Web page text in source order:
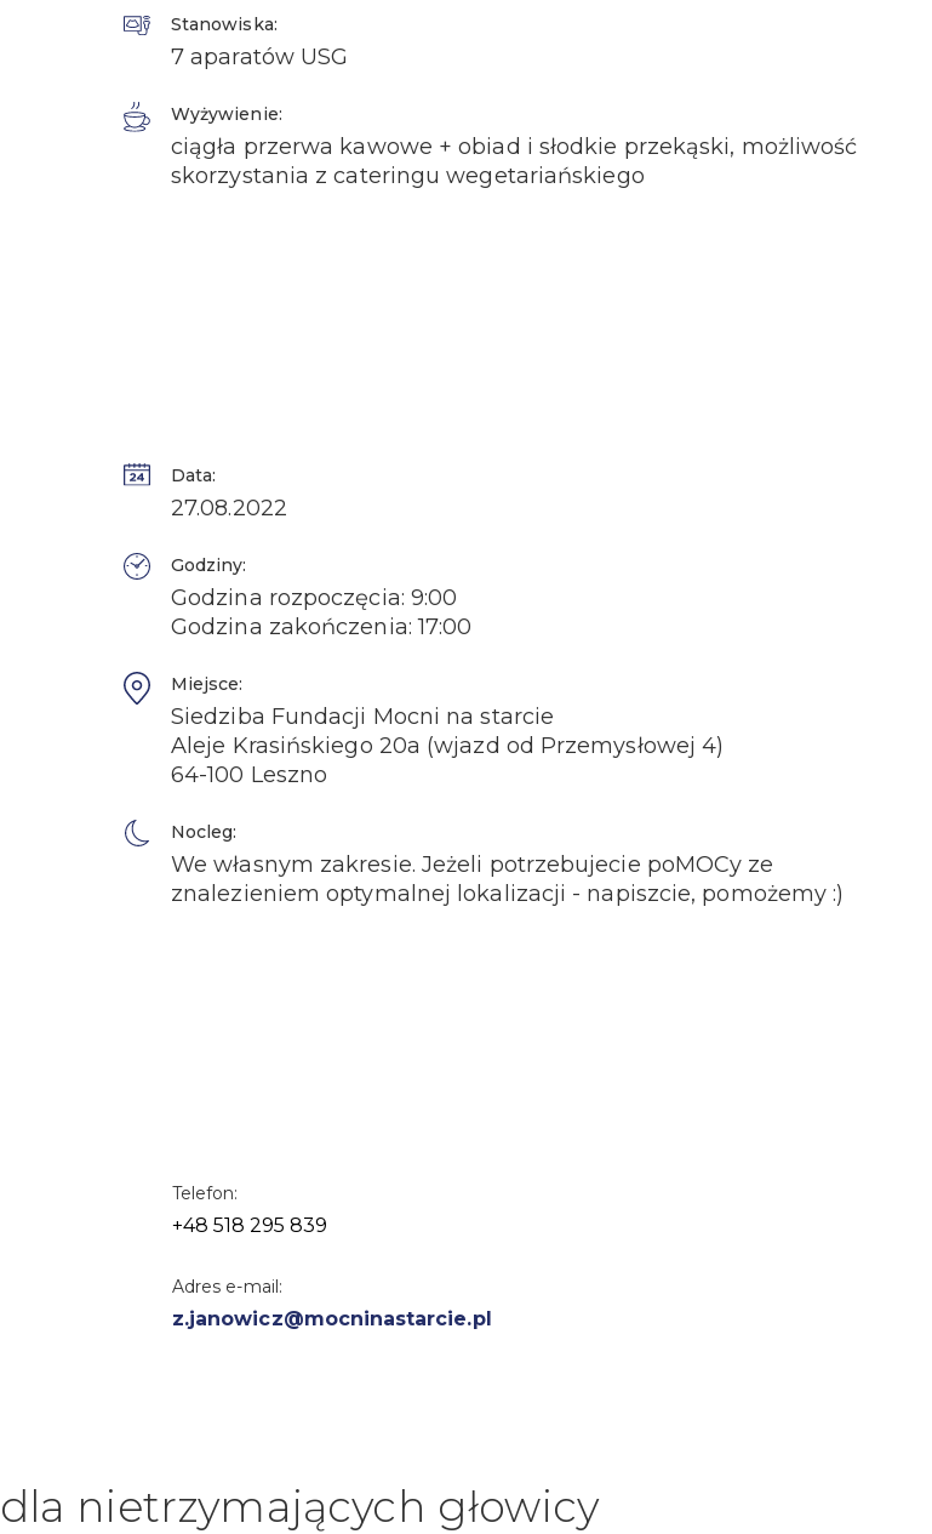
Stanowiska:
7 aparatów USG
Wyżywienie:
ciągła przerwa kawowe + obiad i słodkie przekąski, możliwość
skorzystania z cateringu wegetariańskiego
Data:
27.08.2022
Godziny:
Godzina rozpoczęcia: 9:00
Godzina zakończenia: 17:00
Miejsce:
Siedziba Fundacji Mocni na starcie
Aleje Krasińskiego 20a (wjazd od Przemysłowej 4)
64-100 Leszno
Nocleg:
We własnym zakresie. Jeżeli potrzebujecie poMOCy ze
znalezieniem optymalnej lokalizacji - napiszcie, pomożemy :)
Telefon:
+48 518 295 839
Adres e-mail:
z.janowicz@mocninastarcie.pl
nietrzymających głowicy